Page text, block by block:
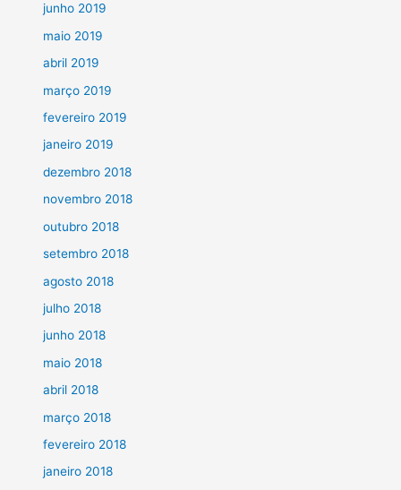
junho 2019
maio 2019
abril 2019
março 2019
fevereiro 2019
janeiro 2019
dezembro 2018
novembro 2018
outubro 2018
setembro 2018
agosto 2018
julho 2018
junho 2018
maio 2018
abril 2018
março 2018
fevereiro 2018
janeiro 2018